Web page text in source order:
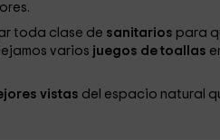
toda clase de sanitarios para
varios juegos de toallas
vistas del espacio natural